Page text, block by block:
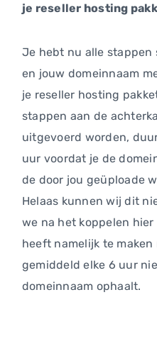
je reseller hosting
Je hebt nu alle stappen
en jouw domeinnaam
je reseller hosting
stappen aan de
uitgevoerd worden,
uur voordat je de
de door jou geüploade
Helaas kunnen wij dit
we na het koppelen
heeft namelijk te
gemiddeld elke 6 uur
domeinnaam ophaalt.